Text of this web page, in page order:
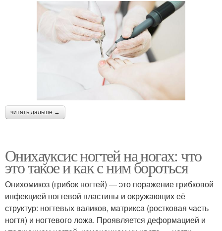
читать дальше →
Онихауксис ногтей на ногах: что
это такое и как с ним бороться
Онихомикоз (грибок ногтей) — это поражение грибковой
инфекцией ногтевой пластины и окружающих её
структур: ногтевых валиков, матрикса (ростковая часть
ногтя) и ногтевого ложа. Проявляется деформацией и